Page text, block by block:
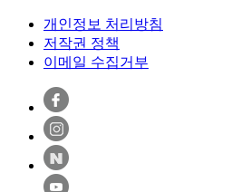
개인정보 처리방침
저작권 정책
이메일 수집거부